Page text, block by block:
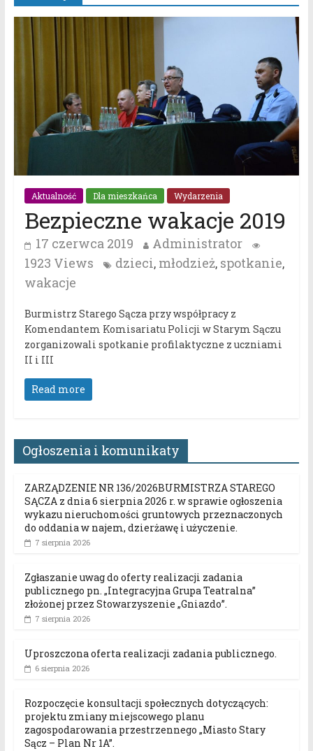
Aktualność Dla mieszkańca Wydarzenia
Bezpieczne wakacje 2019
17 czerwca 2019
Administrator
1923 Views
dzieci, młodzież, spotkanie,
wakacje
Burmistrz Starego Sącza przy współpracy z
Komendantem Komisariatu Policji w Starym Sączu
zorganizowali spotkanie profilaktyczne z uczniami
II i III
Read more
Ogłoszenia i komunikaty
ZARZĄDZENIE NR 136/2026BURMISTRZA STAREGO
SĄCZA z dnia 6 sierpnia 2026 r. w sprawie ogłoszenia
wykazu nieruchomości gruntowych przeznaczonych
do oddania w najem, dzierżawę i użyczenie.
7 sierpnia 2026
Zgłaszanie uwag do oferty realizacji zadania
publicznego pn. „Integracyjna Grupa Teatralna”
złożonej przez Stowarzyszenie „Gniazdo”.
7 sierpnia 2026
Uproszczona oferta realizacji zadania publicznego.
6 sierpnia 2026
Rozpoczęcie konsultacji społecznych dotyczących:
projektu zmiany miejscowego planu
zagospodarowania przestrzennego „Miasto Stary
Sącz – Plan Nr 1A”.